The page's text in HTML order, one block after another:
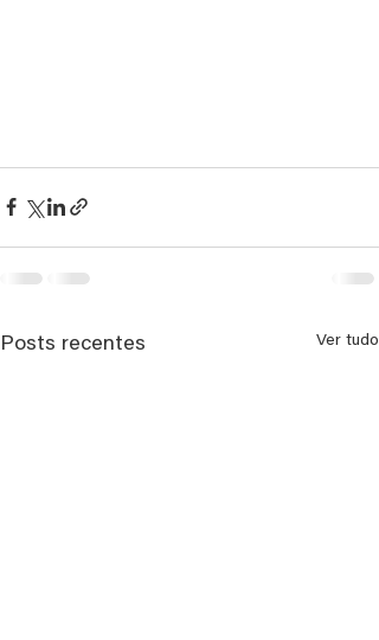
Posts recentes Ver tudo